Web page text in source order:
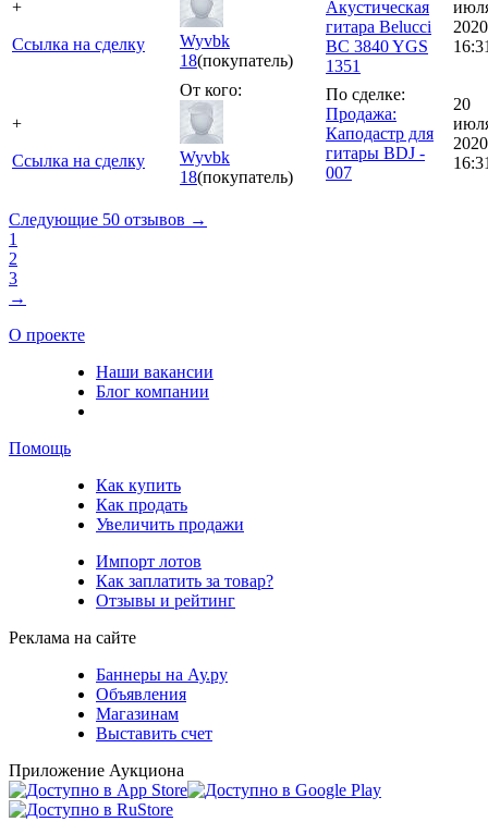
+
Ссылка на сделку
Wyvbk
18(покупатель)
Акустическая
гитара Belucci
BC 3840 YGS
1351
2020
+
Ссылка на сделку
От кого:
Wyvbk
18(покупатель)
По сделке:
Продажа:
Каподастр для
гитары BDJ -
007
20
2020
Следующие 50 отзывов →
1
2
3
→
О проекте
Наши вакансии
Блог компании
Помощь
Как купить
Как продать
Увеличить продажи
Импорт лотов
Как заплатить за товар?
Отзывы и рейтинг
Реклама на сайте
Баннеры на Ау.ру
Объявления
Магазинам
Выставить счет
Приложение Аукциона